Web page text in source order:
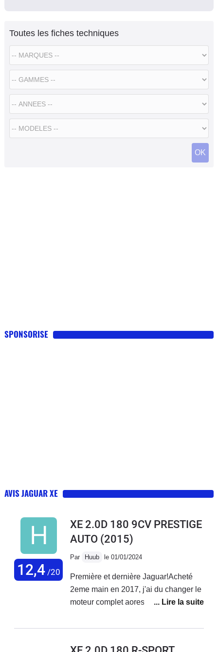
Toutes les fiches techniques
SPONSORISE
AVIS JAGUAR XE
12,4/20
XE 2.0D 180 9CV PRESTIGE
AUTO (2015)
Par Huub le 01/01/2024
Première et dernière Jaguar!Acheté
2eme main en 2017, j'ai du changer le
moteur complet aores 120000
coussins de bielle, turbo et pompe a